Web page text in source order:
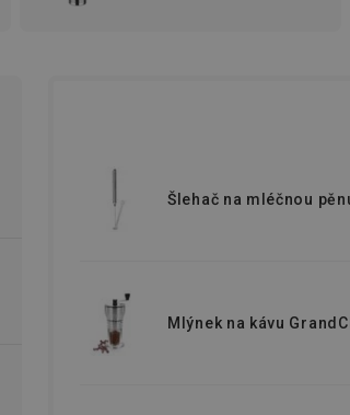
cena
cena
Šlehač na mléčnou
Mlýnek na kávu